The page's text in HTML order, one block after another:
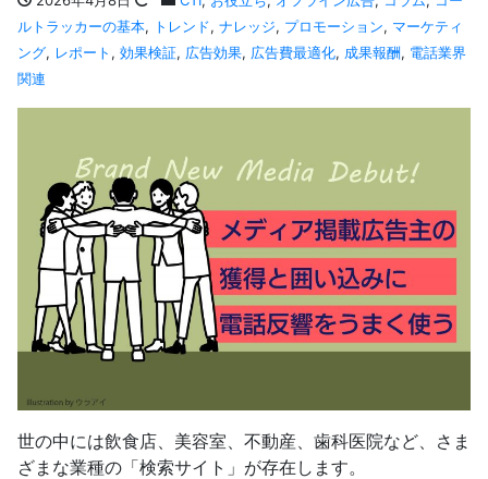
ルトラッカーの基本, トレンド, ナレッジ, プロモーション, マーケティ
ング, レポート , 効果検証, 広告効果, 広告費最適化, 成果報酬, 電話業界
関連
世の中には飲食店、美容室、不動産、歯科医院など、さま
ざまな業種の「検索サイト」が存在します。